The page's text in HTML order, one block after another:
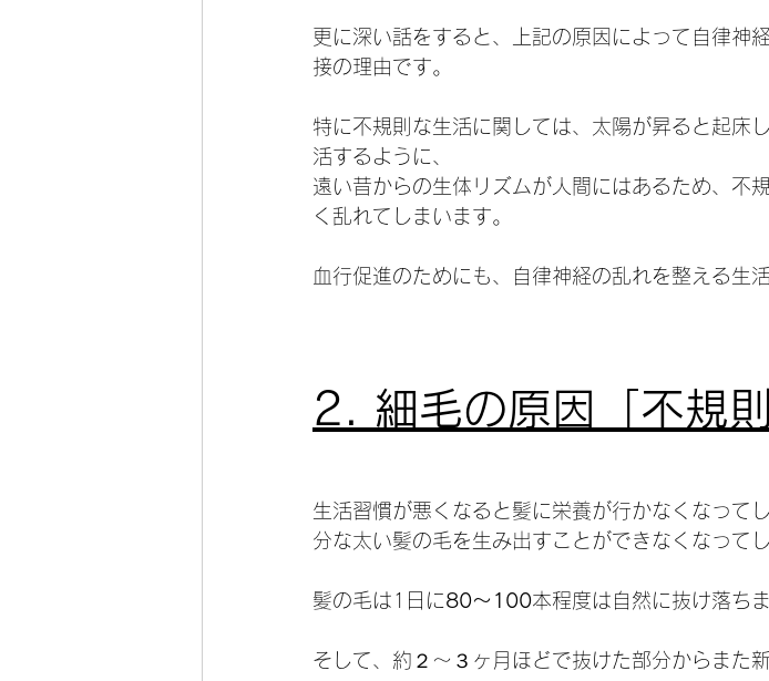
更に深い話をすると、上記の原因によって自律神
接の理由です。
特に不規則な生活に関しては、太陽が昇ると起床
活するように、
遠い昔からの生体リズムが人間にはあるため、不
く乱れてしまいます。
血行促進のためにも、自律神経の乱れを整える生
2. 細毛の原因「不規
生活習慣が悪くなると髪に栄養が行かなくなって
分な太い髪の毛を生み出すことができなくなって
髪の毛は1日に80～100本程度は自然に抜け落ちま
そして、約２～３ヶ月ほどで抜けた部分からまた